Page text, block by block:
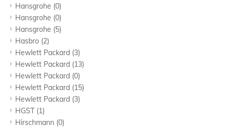
Hansgrohe (0)
Hansgrohe (0)
Hansgrohe (5)
Hasbro (2)
Hewlett Packard (3)
Hewlett Packard (13)
Hewlett Packard (0)
Hewlett Packard (15)
Hewlett Packard (3)
HGST (1)
Hirschmann (0)